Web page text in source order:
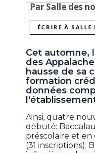
Par Salle des
ÉCRIRE À SALLE
Cet automne,
des
hausse de sa
formation
données
Ainsi, quatre
débuté:
préscolaire et
(31 inscriptions);